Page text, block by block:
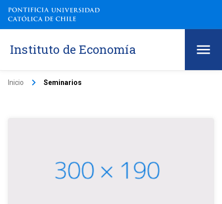
Instituto de Economía
Inicio keyboard_arrow_right Seminarios